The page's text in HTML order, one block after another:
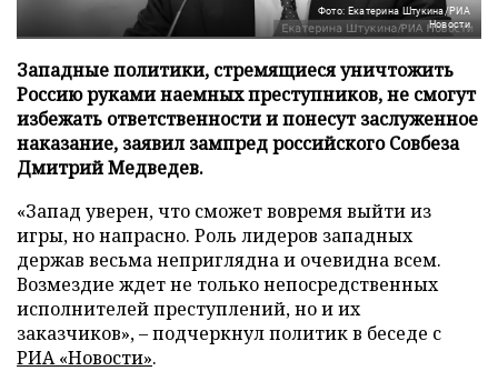
Фото: Екатерина Штукина/РИА
Новости
Западные политики, стремящиеся уничтожить
Россию руками наемных преступников, не смогут
избежать ответственности и понесут заслуженное
наказание, заявил зампред российского Совбеза
Дмитрий Медведев.
«Запад уверен, что сможет вовремя выйти из
игры, но напрасно. Роль лидеров западных
держав весьма неприглядна и очевидна всем.
Возмездие ждет не только непосредственных
исполнителей преступлений, но и их
заказчиков», – подчеркнул политик в беседе с
РИА «Новости».